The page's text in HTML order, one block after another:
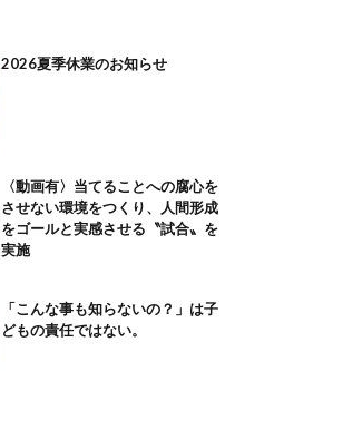
2026夏季休業のお知らせ
〈動画有〉当てることへの腐心を
させない環境をつくり、人間形成
をゴールと実感させる〝試合〟を
実施
「こんな事も知らないの？」は子
どもの責任ではない。